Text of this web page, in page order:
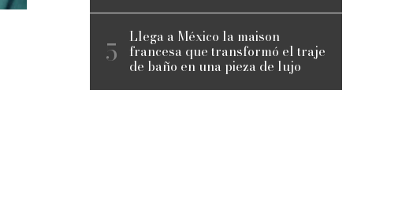
Llega a México la maison
francesa que transformó el traje
de baño en una pieza de lujo